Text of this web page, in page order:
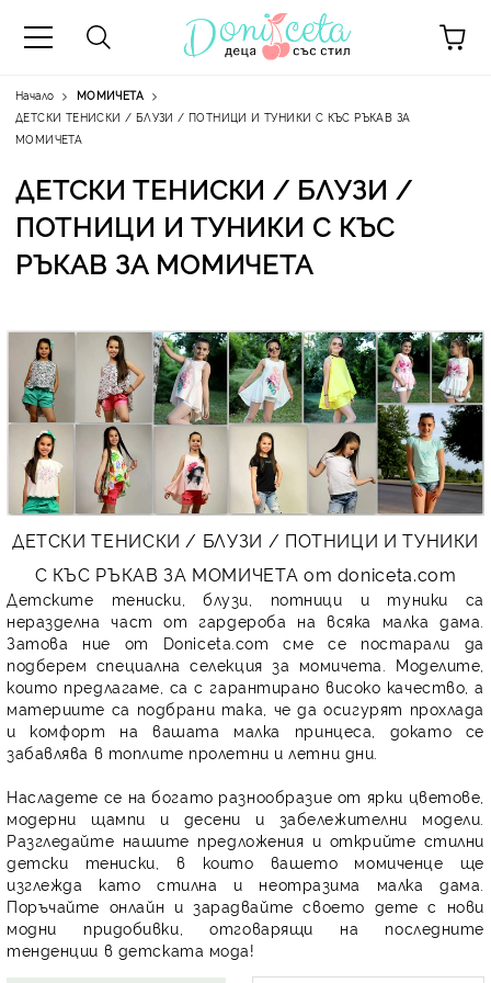
-50%
Начало
МОМИЧЕТА
ДЕТСКИ ТЕНИСКИ / БЛУЗИ / ПОТНИЦИ И ТУНИКИ С КЪС РЪКАВ ЗА
МОМИЧЕТА
ДЕТСКИ ТЕНИСКИ / БЛУЗИ /
ПОТНИЦИ И ТУНИКИ С КЪС
РЪКАВ ЗА МОМИЧЕТА
ДЕТСКИ ТЕНИСКИ / БЛУЗИ / ПОТНИЦИ И ТУНИКИ
С КЪС РЪКАВ ЗА МОМИЧЕТА от doniceta.com
Детските тениски, блузи, потници и туники са
неразделна част от гардероба на всяка малка дама.
Затова ние от Doniceta.com сме се постарали да
подберем специална селекция за момичета. Моделите,
които предлагаме, са с гарантирано високо качество, а
материите са подбрани така, че да осигурят прохлада
и комфорт на вашата малка принцеса, докато се
забавлява в топлите пролетни и летни дни.
Насладете се на богато разнообразие от ярки цветове,
модерни щампи и десени и забележителни модели.
Разгледайте нашите предложения и открийте стилни
детски тениски, в които вашето момиченце ще
изглежда като стилна и неотразима малка дама.
Поръчайте онлайн и зарадвайте своето дете с нови
модни придобивки, отговарящи на последните
тенденции в детската мода!